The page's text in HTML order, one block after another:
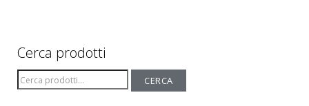
Cerca prodotti
Cerca: CERCA